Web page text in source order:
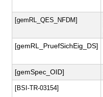
[gemRL_QES_NFDM]
[gemRL_PruefSichEig_DS]
[gemSpec_OID]
[BSI-TR-03154]